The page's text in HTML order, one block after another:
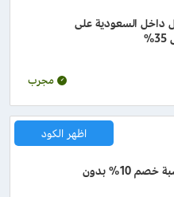
داخل السعودية على
مجرب
كوبون خصم بشرة كير السعودية بنسبة خصم 10% بدون
اظهر الكود